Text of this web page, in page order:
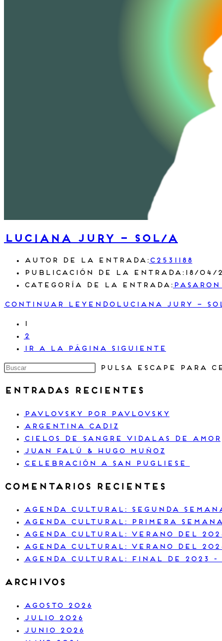
luciana jury – sol/a
Autor de la entrada: c2531188
Publicación de la entrada: 18/04/
Categoría de la entrada:
Continuar leyendo luciana jury –
2
Ir a la página siguiente
Pulsa Escape para
Entradas recientes
Pavlovsky por Pavlovsky
Argentina Cadiz
Cielos de sangre vidalas de amor
Juan Falú & Hugo Muñoz
Celebración a San Pugliese
Comentarios recientes
Agenda Cultural: segunda
Agenda cultural: primera
Agenda cultural: verano del
Agenda cultural: verano del 2024
Agenda cultural: final de 2023 -
Archivos
agosto 2026
julio 2026
junio 2026